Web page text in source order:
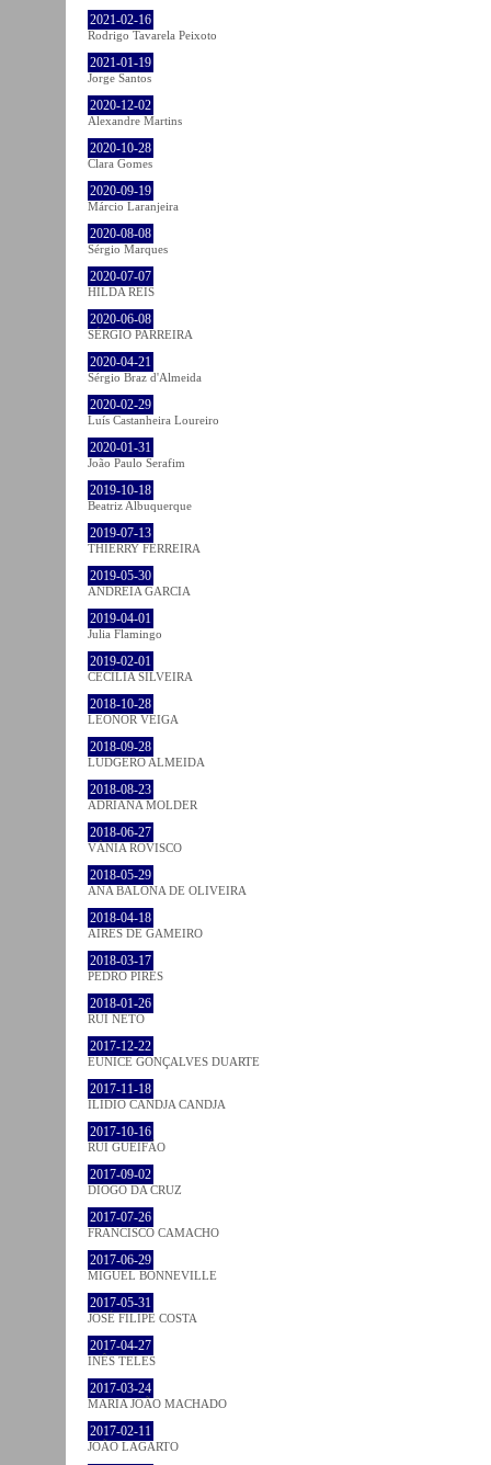
2021-02-16
Rodrigo Tavarela Peixoto
2021-01-19
Jorge Santos
2020-12-02
Alexandre Martins
2020-10-28
Clara Gomes
2020-09-19
Márcio Laranjeira
2020-08-08
Sérgio Marques
2020-07-07
HILDA REIS
2020-06-08
SÉRGIO PARREIRA
2020-04-21
Sérgio Braz d'Almeida
2020-02-29
Luís Castanheira Loureiro
2020-01-31
João Paulo Serafim
2019-10-18
Beatriz Albuquerque
2019-07-13
THIERRY FERREIRA
2019-05-30
ANDREIA GARCIA
2019-04-01
Julia Flamingo
2019-02-01
CECÍLIA SILVEIRA
2018-10-28
LEONOR VEIGA
2018-09-28
LUDGERO ALMEIDA
2018-08-23
ADRIANA MOLDER
2018-06-27
VÂNIA ROVISCO
2018-05-29
ANA BALONA DE OLIVEIRA
2018-04-18
AIRES DE GAMEIRO
2018-03-17
PEDRO PIRES
2018-01-26
RUI NETO
2017-12-22
EUNICE GONÇALVES DUARTE
2017-11-18
ILIDIO CANDJA CANDJA
2017-10-16
RUI GUEIFÃO
2017-09-02
DIOGO DA CRUZ
2017-07-26
FRANCISCO CAMACHO
2017-06-29
MIGUEL BONNEVILLE
2017-05-31
JOSÉ FILIPE COSTA
2017-04-27
INÊS TELES
2017-03-24
MARIA JOÃO MACHADO
2017-02-11
JOÃO LAGARTO